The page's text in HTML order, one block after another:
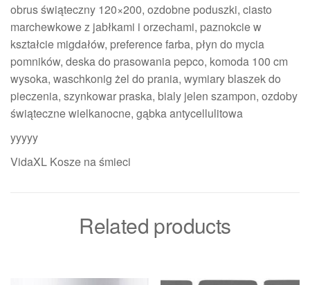
obrus świąteczny 120×200, ozdobne poduszki, ciasto
marchewkowe z jabłkami i orzechami, paznokcie w
kształcie migdałów, preference farba, płyn do mycia
pomników, deska do prasowania pepco, komoda 100 cm
wysoka, waschkonig żel do prania, wymiary blaszek do
pieczenia, szynkowar praska, bialy jelen szampon, ozdoby
świąteczne wielkanocne, gąbka antycellulitowa
yyyyy
VidaXL Kosze na śmieci
Related products